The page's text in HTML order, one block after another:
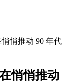
悄悄推动 90 年代
悄悄推动